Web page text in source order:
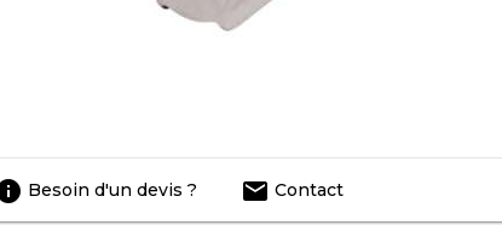
Besoin d'un devis ? email Contact